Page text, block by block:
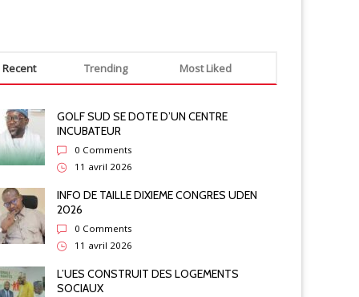
Recent Trending Most Liked
GOLF SUD SE DOTE D’UN CENTRE
INCUBATEUR
0 Comments
11 avril 2026
INFO DE TAILLE DIXIEME CONGRES UDEN
2026
0 Comments
11 avril 2026
L’UES CONSTRUIT DES LOGEMENTS
SOCIAUX